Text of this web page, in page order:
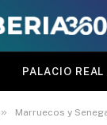
PALACIO
» Marruecos y Senegal refuerzan su alianza